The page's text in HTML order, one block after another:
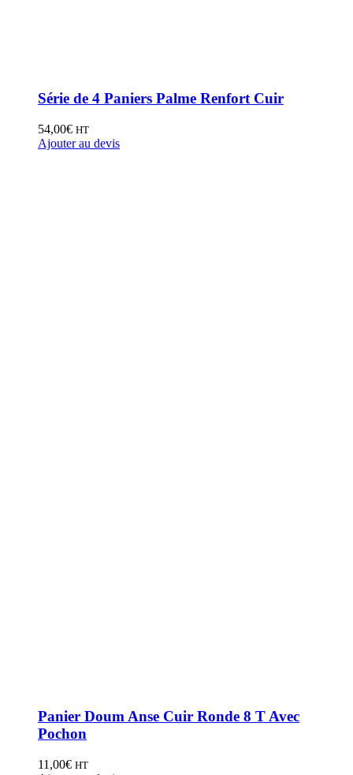
Série de 4 Paniers Palme Renfort Cuir
54,00€ HT
Ajouter au devis
Panier Doum Anse Cuir Ronde 8 T Avec
Pochon
11,00€ HT